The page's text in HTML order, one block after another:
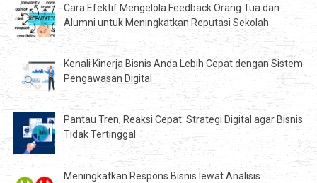
Cara Efektif Mengelola Feedback Orang Tua dan
Alumni untuk Meningkatkan Reputasi Sekolah
Kenali Kinerja Bisnis Anda Lebih Cepat dengan Sistem
Pengawasan Digital
Pantau Tren, Reaksi Cepat: Strategi Digital agar Bisnis
Tidak Tertinggal
Meningkatkan Respons Bisnis lewat Analisis